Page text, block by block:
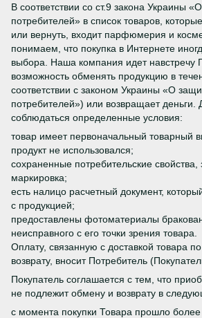
В соответствии со ст.9 закона Украины
потребителей» в список товаров,
или вернуть, входит парфюмерия и
понимаем, что покупка в Интернете
выбора. Наша компания идет навстречу
возможность обменять продукцию в
соответствии с законом Украины «О
потребителей») или возвращает деньги.
соблюдаться определенные условия:
товар имеет первоначальный товарный
продукт не использовался;
сохраненные потребительские свойства,
маркировка;
есть налицо расчетный документ,
с продукцией;
предоставлены фотоматериалы
неисправного с его точки зрения товара.
Оплату, связанную с доставкой товара
возврату, вносит Потребитель
Покупатель соглашается с тем, что
не подлежит обмену и возврату в
с момента покупки Товара прошло